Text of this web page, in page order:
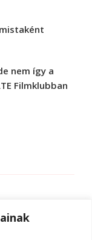
nem így a
Filmklubban